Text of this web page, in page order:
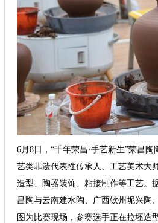
6月8日，“千年荣昌·手艺新生”荣昌
艺类非遗代表性传承人、工艺美术大
造型、陶器装饰、粘接制作等工艺。
昌陶与云南建水陶、广西钦州坭兴陶
图为比赛现场，参赛选手正在拉坯造